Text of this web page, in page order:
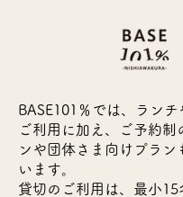
BASE101％では、ランチ
ご利用に加え、ご予約制
ンや団体さま向けプラン
います。
貸切のご利用は、最小